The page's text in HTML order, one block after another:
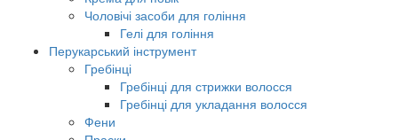
Чоловічі засоби для гоління
Гелі для гоління
Перукарський інструмент
Гребінці
Гребінці для стрижки волосся
Гребінці для укладання волосся
Фени